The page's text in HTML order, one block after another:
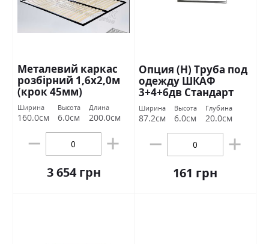
Металевий каркас
розбірний 1,6х2,0м
(крок 45мм)
Ширина
160.0см
Высота
6.0см
Длина
200.0см
3 654 грн
Опция (Н) Труба под
одежду ШКАФ
3+4+6дв Стандарт
Ширина
87.2см
Высота
6.0см
Глубина
20.0см
161 грн